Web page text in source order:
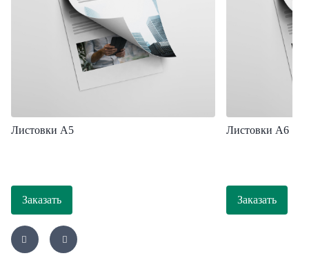
Листовки А5
Заказать
Листовки А6
Заказать